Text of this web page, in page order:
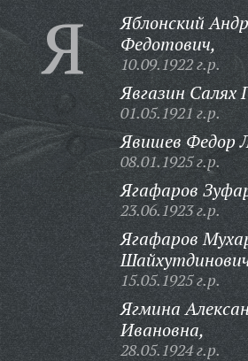
Я
Яблонский
Федотович,
10.09.1922 г.р.
Явгазин Салях
01.05.1921 г.р.
Явишев Федор
08.01.1925 г.р.
Ягафаров
23.06.1923 г.р.
Ягафаров
15.05.1925 г.р.
Ягмина
Ивановна,
28.05.1924 г.р.